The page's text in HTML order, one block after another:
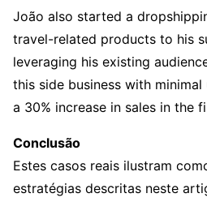
João also started a
travel-related products to his
leveraging his existing
this side business with
a 30% increase in sales in the
Conclusão
Estes casos reais ilustram
estratégias descritas neste